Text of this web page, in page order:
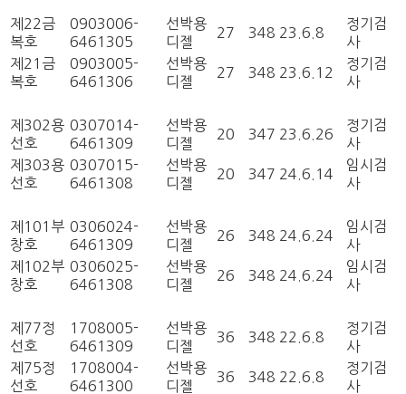
제22금
복호
0903006-
6461305
선박용
디젤
27 348 23.6.8
정기검
사
제21금
복호
0903005-
6461306
선박용
디젤
27 348 23.6.12
정기검
사
제302용
선호
0307014-
6461309
선박용
디젤
20 347 23.6.26
정기검
사
제303용
선호
0307015-
6461308
선박용
디젤
20 347 24.6.14
임시검
사
제101부
창호
0306024-
6461309
선박용
디젤
26 348 24.6.24
임시검
사
제102부
창호
0306025-
6461308
선박용
디젤
26 348 24.6.24
임시검
사
제77정
선호
1708005-
6461309
선박용
디젤
36 348 22.6.8
정기검
사
제75정
선호
1708004-
6461300
선박용
디젤
36 348 22.6.8
정기검
사